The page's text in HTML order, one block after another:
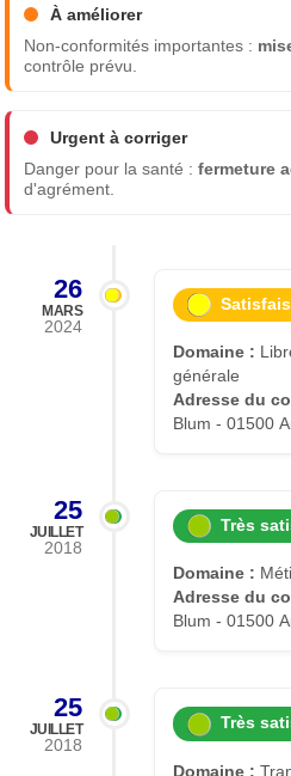
À améliorer
Non-conformités importantes :
contrôle prévu.
Urgent à corriger
Danger pour la santé :fermeture
d'agrément.
26
MARS
2024
Domaine :
générale
Adresse du
Blum - 01500
25
JUILLET
2018
Très
Domaine :
Adresse du
Blum - 01500
25
JUILLET
2018
Très
Domaine :